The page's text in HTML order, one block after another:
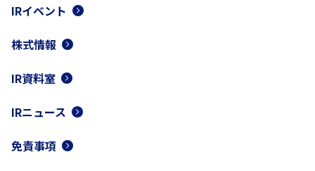
IRイベント
株式情報
IR資料室
IRニュース
免責事項